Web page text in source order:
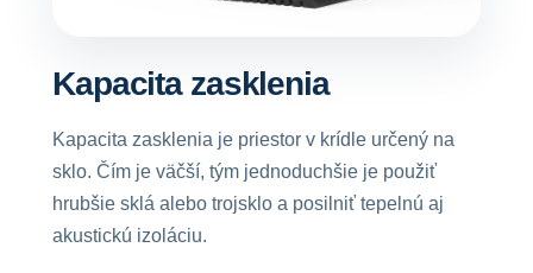
Kapacita zasklenia
Kapacita zasklenia je priestor v krídle určený na
sklo. Čím je väčší, tým jednoduchšie je použiť
hrubšie sklá alebo trojsklo a posilniť tepelnú aj
akustickú izoláciu.